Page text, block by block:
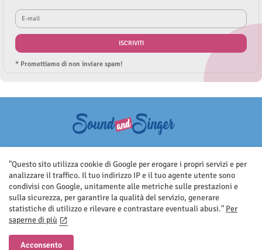
* Promettiamo di non inviare spam!
aggiornato senza nessuna periodicità. Non può pertanto considerarsi
un prodotto editoriale ai sensi della legge n.62 del 7.03.2001
Home
"Questo sito utilizza cookie di Google per erogare i propri servizi e per
analizzare il traffico. Il tuo indirizzo IP e il tuo agente utente sono
condivisi con Google, unitamente alle metriche sulle prestazioni e
sulla sicurezza, per garantire la qualità del servizio, generare
statistiche di utilizzo e rilevare e contrastare eventuali abusi." Per
saperne di più
Acconsento